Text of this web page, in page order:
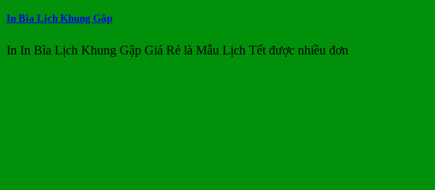
In Bìa Lịch Khung Gập
In In Bìa Lịch Khung Gập Giá Rẻ là Mẫu Lịch Tết được nhiều đơn